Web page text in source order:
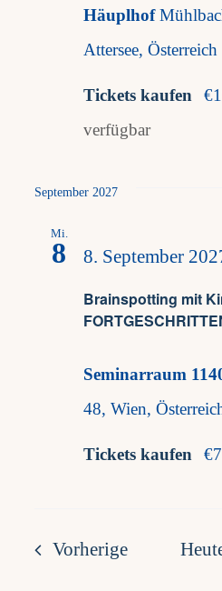
Häuplhof
Attersee, Österreich
Tickets kaufen
verfügbar
September 2027
Mi.
8
Brainspotting mit
8. September
Seminarraum
48, Wien,
Tickets kaufen
Vorherige